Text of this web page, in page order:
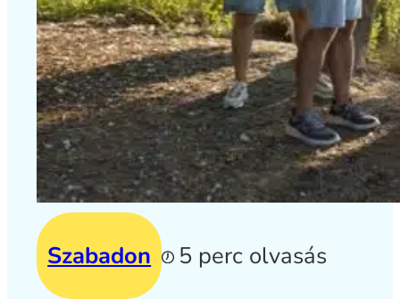
Szabadon 5 perc olvasás